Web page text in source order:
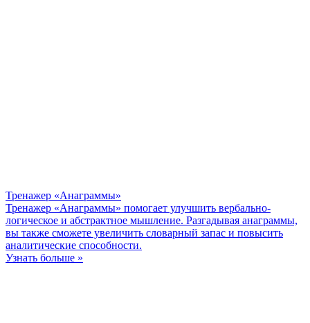
Тренажер «Анаграммы»
Тренажер «Анаграммы» помогает улучшить вербально-
логическое и абстрактное мышление. Разгадывая анаграммы,
вы также сможете увеличить словарный запас и повысить
аналитические способности.
Узнать больше »